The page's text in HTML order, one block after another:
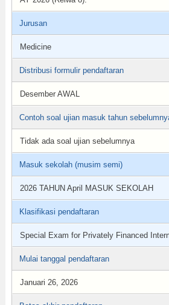
Jurusan
Medicine
Distribusi formulir pendaftaran
Desember AWAL
Contoh soal ujian masuk tahun
Tidak ada soal ujian sebelumnya
Masuk sekolah (musim semi)
2026 TAHUN April MASUK SEKOLAH
Klasifikasi pendaftaran
Special Exam for Privately Financed
Mulai tanggal pendaftaran
Januari 26, 2026